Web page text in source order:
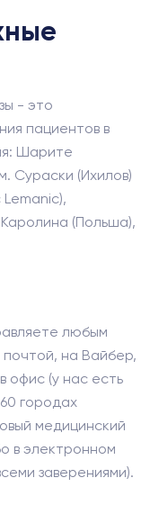
- это
пациентов в
Шарите
Сураски (Ихилов)
(Польша),
любым
на Вайбер,
офис (у нас есть
городах
медицинский
в электронном
заверениями).